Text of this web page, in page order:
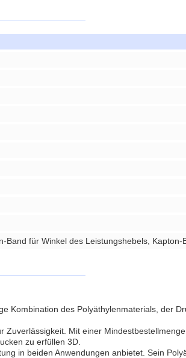
für Winkel des Leistungshebels, Kapton-
Kombination des Polyäthylenmaterials, der
Mit einer
zu erfüllen 3D.
in beiden Anwendungen anbietet. Sein